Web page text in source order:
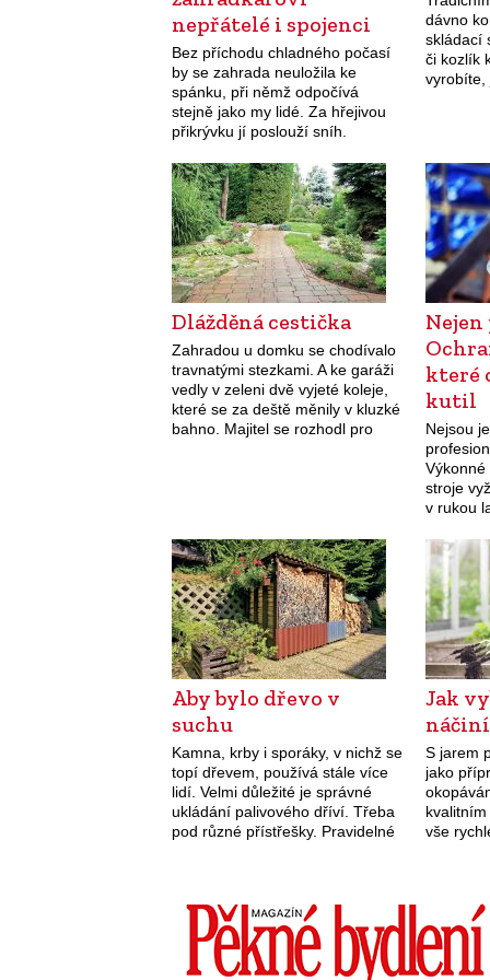
nepřátelé i spojenci
Bez příchodu chladného počasí
by se zahrada neuložila ke
spánku, při němž odpočívá
stejně jako my lidé. Za hřejivou
přikrývku jí poslouží sníh.
dávno
skládací
či kozlík
vyrobíte,
Dlážděná cestička
Zahradou u domku se chodívalo
travnatými stezkami. A ke garáži
vedly v zeleni dvě vyjeté koleje,
které se za deště měnily v kluzké
bahno. Majitel se rozhodl pro
které
kutil
Nejsou
stroje
v rukou
složité.
Aby bylo dřevo v
suchu
Kamna, krby i sporáky, v nichž se
topí dřevem, používá stále více
lidí. Velmi důležité je správné
ukládání palivového dříví. Třeba
pod různé přístřešky. Pravidelné
Jak
náčiní
S jarem
jako
vše